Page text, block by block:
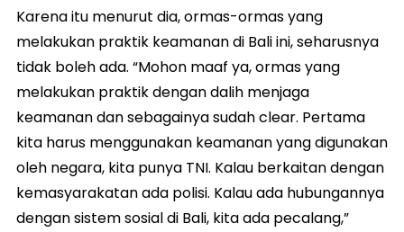
Karena itu menurut dia, ormas-ormas yang
melakukan praktik keamanan di Bali ini, seharusnya
tidak boleh ada. “Mohon maaf ya, ormas yang
melakukan praktik dengan dalih menjaga
keamanan dan sebagainya sudah clear. Pertama
kita harus menggunakan keamanan yang digunakan
oleh negara, kita punya TNI. Kalau berkaitan dengan
kemasyarakatan ada polisi. Kalau ada hubungannya
dengan sistem sosial di Bali, kita ada pecalang,”